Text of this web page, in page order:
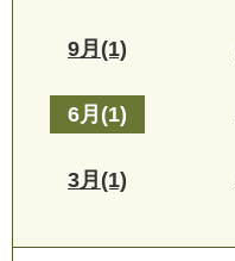
9月(1)
6月(1)
3月(1)